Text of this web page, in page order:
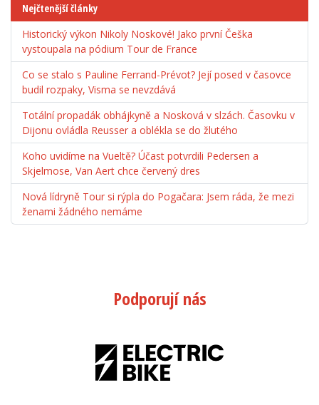
Nejčtenější články
Historický výkon Nikoly Noskové! Jako první Češka
vystoupala na pódium Tour de France
Co se stalo s Pauline Ferrand-Prévot? Její posed v časovce
budil rozpaky, Visma se nevzdává
Totální propadák obhájkyně a Nosková v slzách. Časovku v
Dijonu ovládla Reusser a oblékla se do žlutého
Koho uvidíme na Vueltě? Účast potvrdili Pedersen a
Skjelmose, Van Aert chce červený dres
Nová lídryně Tour si rýpla do Pogačara: Jsem ráda, že mezi
ženami žádného nemáme
Podporují nás